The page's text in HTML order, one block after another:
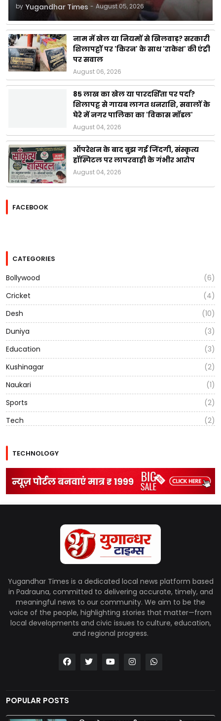
by Yugandhar Times - August 05, 2026
नाम में खेल या नियमों से खिलवाड़? सरकारी
शिलापट्टों पर 'किरन' के साथ 'राकेश' की एंट्री
पर सवाल
August 06, 2026
85 लाख का खेल या पारदर्शिता पर पर्दा?
शिलापट्ट से गायब लागत धनराशि, सवालों के
घेरे में नगर पालिका का 'विकास मॉडल'
August 04, 2026
ऑपरेशन के बाद बुझ गई जिंदगी, संस्कृत्य
हॉस्पिटल पर लापरवाही के गंभीर आरोप
August 04, 2026
FACEBOOK
CATEGORIES
Bollywood
(6)
Cricket
(4)
Desh
(10)
Duniya
(3)
Education
(3)
Kushinagar
(2)
Naukari
(1)
Sports
(2)
Tech
(2)
TECHNOLOGY
Yugandhar Times is a dedicated local news platform based
in Padrauna, committed to delivering accurate, timely, and
meaningful news to our community. We aim to be the
voice of the people, highlighting stories that matter—from
local developments and civic issues to culture, education,
and regional progress.
POPULAR POSTS